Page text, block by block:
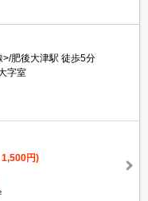
肥後大津駅 徒歩5分
字室
1,500円)